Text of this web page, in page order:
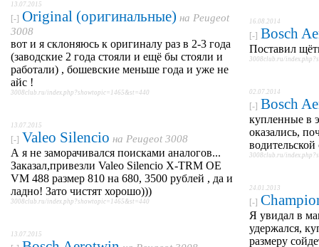
13.07.2015
[-] Original (оригинальные) на Peugeot
3008
вот и я склоняюсь к оригиналу раз в 2-3 года
(заводские 2 года стояли и ещё бы стояли и
работали) , бошевские меньше года и уже не
айс !
3008club.ru/index.php?showtopic=1465&st=440
13.07.2015
[-] Valeo Silencio на Peugeot 3008
А я не заморачивался поисками аналогов...
Заказал,привезли Valeo Silencio X-TRM OE
VM 488 размер 810 на 680, 3500 рублей , да и
ладно! Зато чистят хорошо)))
3008club.ru/index.php?showtopic=1465&st=440
13.07.2015
16.08.2014
[-] Bosch
Поставил
3008club.ru/
02.07.2014
[-] Bosch
купленные в
оказались,
3008club.ru/
24.01.2013
[-]
Я увидал в
удержался,
размеру